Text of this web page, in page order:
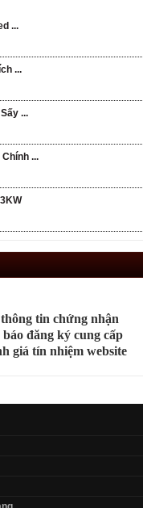
...
...
...
...
tin chứng nhận
đăng ký cung cấp
giá tín nhiệm website